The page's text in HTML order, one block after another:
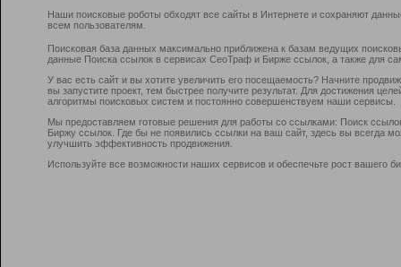
Наши поисковые роботы обходят все сайты в Интернете и сохраняют
всем пользователям.
Поисковая база данных максимально приближена к базам ведущих
данные Поиска ссылок в сервисах СеоТраф и Бирже ссылок, а также для
У вас есть сайт и вы хотите увеличить его посещаемость? Начните
вы запустите проект, тем быстрее получите результат. Для достижения
алгоритмы поисковых систем и постоянно совершенствуем наши сервисы.
Мы предоставляем готовые решения для работы со ссылками: Поиск
Биржу ссылок. Где бы не появились ссылки на ваш сайт, здесь вы всегда
улучшить эффективность продвижения.
Используйте все возможности наших сервисов и обеспечьте рост вашего